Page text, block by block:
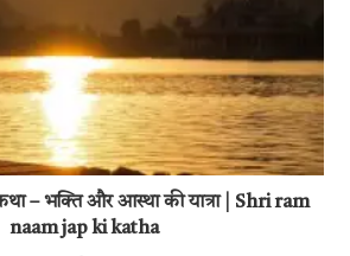
कथा – भक्ति और आस्था की यात्रा | Shri ram
naam jap ki katha